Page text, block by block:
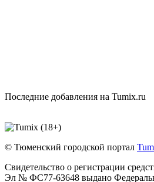
Последние добавления на Tumix.ru
© Тюменский городской портал
Свидетельство о регистрации
Эл № ФС77-63648 выдано